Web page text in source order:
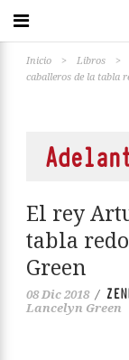
Inicio > Libros >
caballeros de la tabla
El rey
tabla
Green
08 Dic 2018 /
Lancelyn Green